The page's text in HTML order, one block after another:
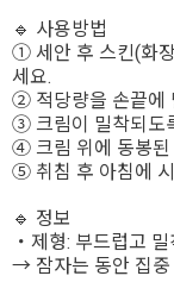
🔹 사용방법
① 세안 후 스킨(화
세요.
② 적당량을 손끝에
③ 크림이 밀착되도
④ 크림 위에 동봉된
⑤ 취침 후 아침에
🔹 정보
・제형: 부드럽고
→ 잠자는 동안 집중